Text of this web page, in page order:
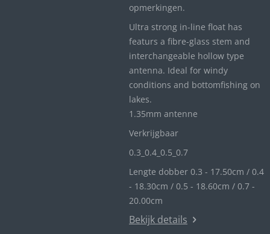
opmerkingen.
Ultra strong in-line float has
featurs a fibre-glass stem and
interchangeable hollow type
antenna. Ideal for windy
conditions and bottomfishing on
lakes.
1.35mm antenne
Verkrijgbaar
0.3_ 0.4_ 0.5_0.7
Lengte dobber 0.3 - 17.50cm / 0.4
- 18.30cm / 0.5 - 18.60cm / 0.7 -
20.00cm
Bekijk details